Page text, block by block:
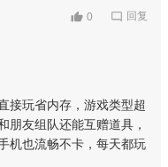
0 回复
接玩省内存，游戏类型超
朋友组队还能互赠道具，
机也流畅不卡，每天都玩